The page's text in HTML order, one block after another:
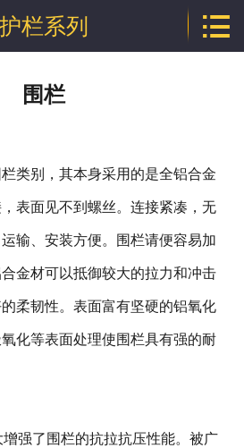
技术文章
企业资质
护栏系列 
围栏
类别，其本身采用的是全铝合金
表面见不到螺丝。连接紧凑，无
输、安装方便。围栏请便容易加
金材可以抵御较大的拉力和冲击
柔韧性。表面富有坚硬的铝氧化
化等表面处理使围栏具有强的耐
强了围栏的抗拉抗压性能。被广